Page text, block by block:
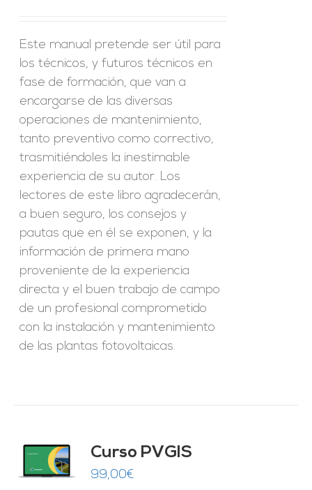
Este manual pretende ser útil para
los técnicos, y futuros técnicos en
fase de formación, que van a
encargarse de las diversas
operaciones de mantenimiento,
tanto preventivo como correctivo,
trasmitiéndoles la inestimable
experiencia de su autor. Los
lectores de este libro agradecerán,
a buen seguro, los consejos y
pautas que en él se exponen, y la
información de primera mano
proveniente de la experiencia
directa y el buen trabajo de campo
de un profesional comprometido
con la instalación y mantenimiento
de las plantas fotovoltaicas.
Curso PVGIS
99,00€